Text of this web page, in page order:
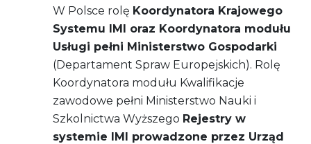
W Polsce rolę Koordynatora Krajowego
Systemu IMI oraz Koordynatora modułu
Usługi pełni Ministerstwo Gospodarki
(Departament Spraw Europejskich). Rolę
Koordynatora modułu Kwalifikacje
zawodowe pełni Ministerstwo Nauki i
Szkolnictwa Wyższego Rejestry w
systemie IMI prowadzone przez Urząd